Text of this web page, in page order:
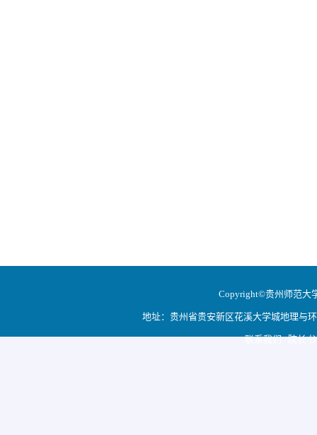
Copyright©贵州师范大
地址：贵州省贵安新区花溪大学城地理与
联系我们 院长书